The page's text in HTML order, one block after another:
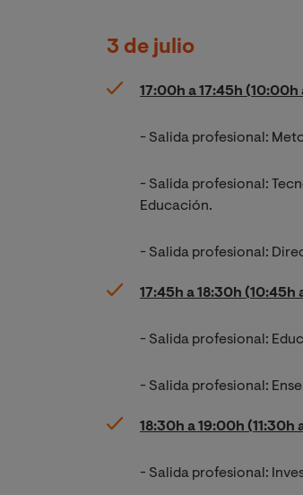
3 de julio
17:00h a 17:45h
- Salida profesional:
- Salida profesional:
Educación.
- Salida profesional:
17:45h a 18:30h (10:45h
- Salida profesional:
- Salida profesional:
18:30h a 19:00h (11:30h
- Salida profesional: